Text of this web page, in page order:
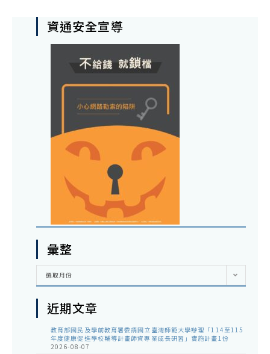
資通安全宣導
彙整
彙
選取月份
近期文章
教育部國民及學前教育署委請國立臺灣師範大學辦理「114至115
年度健康促進學校輔導計畫師資專業成長研習」實施計畫1份
2026-08-07